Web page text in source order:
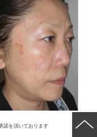
諾を頂いております